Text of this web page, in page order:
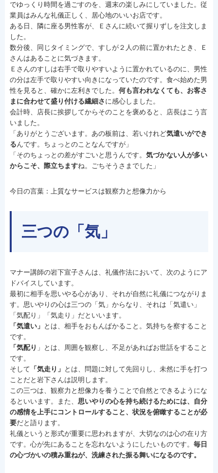
でゆっくり時間を過ごすのを、週末の楽しみにしていました。従
業員はみんな礼儀正しく、居心地のいいお店です。
ある日、隣に座る男性客が、Ｅさんに続いて握りずしを注文しま
した。
数分後、同じタイミングで、すしが２人の前に置かれたとき、Ｅ
さんはあることに気づきます。
Ｅさんのすしは右手で取りやすいように置かれているのに、男性
の分は左手で取りやすい向きになっていたのです。食べ始めた男
性を見ると、確かに左利きでした。 何も言われなくても、お客さ
まに合わせて盛り付ける繊細さに感心しました。
会計時、店長に挨拶してからそのことを褒めると、店長はこう言
いました。
「ありがとうございます。あの板前は、若いけれど気遣いができ
るんです。ちょっとのことなんですが」
「そのちょっとの差がすごいと思うんです。 気づかない人が多い
からこそ、際立ちますね。ごちそうさまでした」
今日の言葉：上質なサービスは観察力と想像力から
三つの「気」
マナー講師の岩下宣子さんは、礼儀作法において、次のようにア
ドバイスしています。
最初に相手を思いやる心があり、それが自然に礼儀につながりま
す。思いやりの心は三つの「気」からなり、それは「気遣い」
「気配り」「気走り」だといいます。
「気遣い」 とは、相手をおもんぱかること。気持ちを察すること
です。
「気配り 」とは、周囲を観察し、不足があればお世話をすること
です。
そして 「気走り」 とは、問題に対して先回りし、未然に手を打つ
ことだと岩下さんは説明します。
この三つは、観察力と想像力を養うことで自然とできるようにな
るといいます。また、 思いやりの心を持ち続けるためには、自分
の感情を上手にコントロールすること、状況を俯瞰することが必
要だと語ります。
礼儀というと形式が重要に思われますが、大切なのは心の在り方
です。心が先にあることを忘れないようにしたいものです。 毎日
の心づかいの積み重ねが、洗練された振る舞いになるのです。